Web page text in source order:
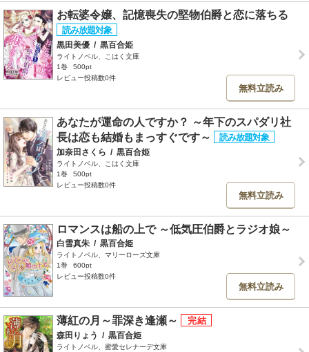
お転婆令嬢、記憶喪失の堅物伯爵と恋に落ちる
黒田美優 / 黒百合姫
ライトノベル、こはく文庫
1巻
500pt
レビュー投稿数0件
無料立読み
あなたが運命の人ですか？ ～年下のスパダリ社
長は恋も結婚もまっすぐです～
加奈田さくら / 黒百合姫
ライトノベル、こはく文庫
1巻
500pt
レビュー投稿数0件
無料立読み
ロマンスは船の上で ～低気圧伯爵とラジオ娘～
白雪真朱 / 黒百合姫
ライトノベル、マリーローズ文庫
1巻
600pt
レビュー投稿数0件
無料立読み
薄紅の月～罪深き逢瀬～
森田りょう / 黒百合姫
ライトノベル、蜜愛セレナーデ文庫